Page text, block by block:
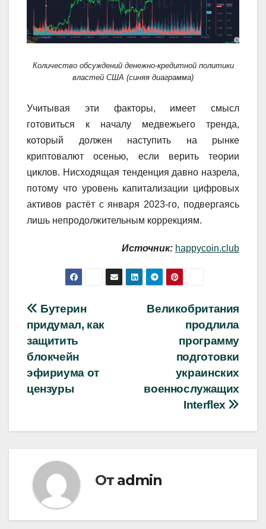
Количество обсуждений денежно-кредитной политики
властей США (синяя диаграмма)
Учитывая эти факторы, имеет смысл
готовиться к началу медвежьего тренда,
который должен наступить на рынке
криптовалют осенью, если верить теории
циклов. Нисходящая тенденция давно назрела,
потому что уровень капитализации цифровых
активов растёт с января 2023-го, подвергаясь
лишь непродолжительным коррекциям.
Источник: happycoin.club
Навигация
по
записям
Великобритания
продлила
программу
подготовки
украинских
военнослужащих
Interflex
Бутерин
придумал, как
защитить
блокчейн
эфириума от
цензуры
От admin